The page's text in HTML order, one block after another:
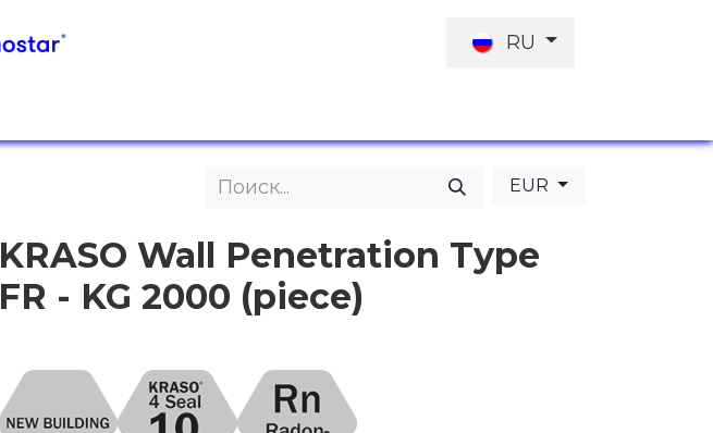
RU
EUR
KRASO Wall Penetration Type
FR - KG 2000 (piece)